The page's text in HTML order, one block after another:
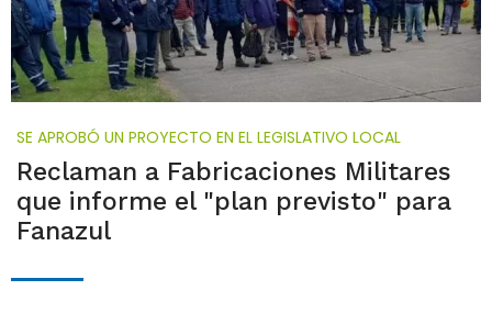
SE APROBÓ UN PROYECTO EN EL LEGISLATIVO LOCAL
Reclaman a Fabricaciones Militares
que informe el "plan previsto" para
Fanazul